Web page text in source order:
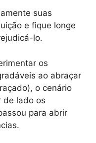
suas
e fique longe
lo.
os
​​ao abraçar
o cenário
de lado os
para abrir